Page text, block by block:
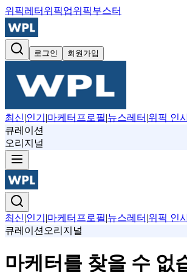
위픽레터 위픽업위픽부스터
로그인 회원가입
최신|인기 |마케터프로필|뉴스레터 |위픽 인
큐레이션
오리지널
최신|인기 |마케터프로필|뉴스레터 |위픽 인
큐레이션 오리지널
마케터를 찾을 수 없